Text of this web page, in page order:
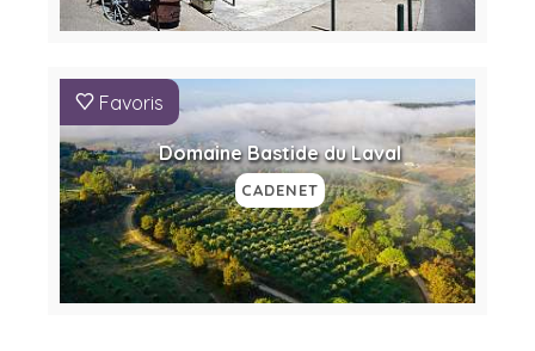
Favoris
Domaine Bastide du Laval
CADENET